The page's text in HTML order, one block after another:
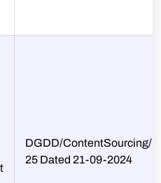
DGDD/ContentSourcing/
25 Dated 21-09-2024